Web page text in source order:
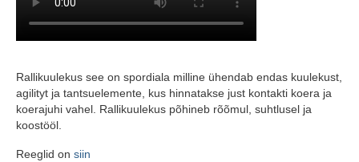
Rallikuulekus see on spordiala milline ühendab endas kuulekust,
agilityt ja tantsuelemente, kus hinnatakse just kontakti koera ja
koerajuhi vahel. Rallikuulekus põhineb rõõmul, suhtlusel ja
koostööl.
Reeglid on siin